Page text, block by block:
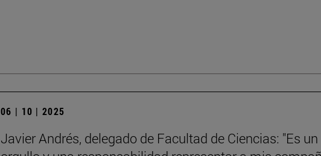
06 | 10 | 2025
Javier Andrés, delegado de Facultad de Ciencias: "Es un